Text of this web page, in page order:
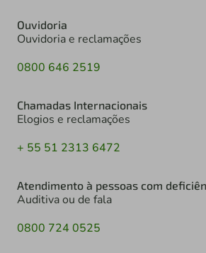
Ouvidoria
Ouvidoria e reclamações
0800 646 2519
Chamadas Internacionais
Elogios e reclamações
+ 55 51 2313 6472
Atendimento à pessoas com
Auditiva ou de fala
0800 724 0525